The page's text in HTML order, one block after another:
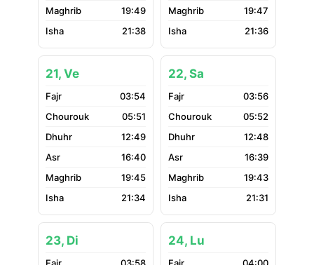
19:49
21:38
19:47
21:36
21, Ve
03:54
05:51
12:49
16:40
19:45
21:34
22, Sa
03:56
05:52
12:48
16:39
19:43
21:31
23, Di 24, Lu